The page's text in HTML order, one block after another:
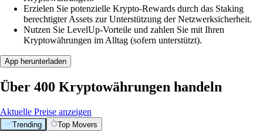
Erzielen Sie potenzielle Krypto-Rewards durch das Staking
berechtigter Assets zur Unterstützung der Netzwerksicherheit.
Nutzen Sie LevelUp-Vorteile und zahlen Sie mit Ihren
Kryptowährungen im Alltag (sofern unterstützt).
App herunterladen
Über 400 Kryptowährungen handeln
Aktuelle Preise anzeigen
Trending Top Movers